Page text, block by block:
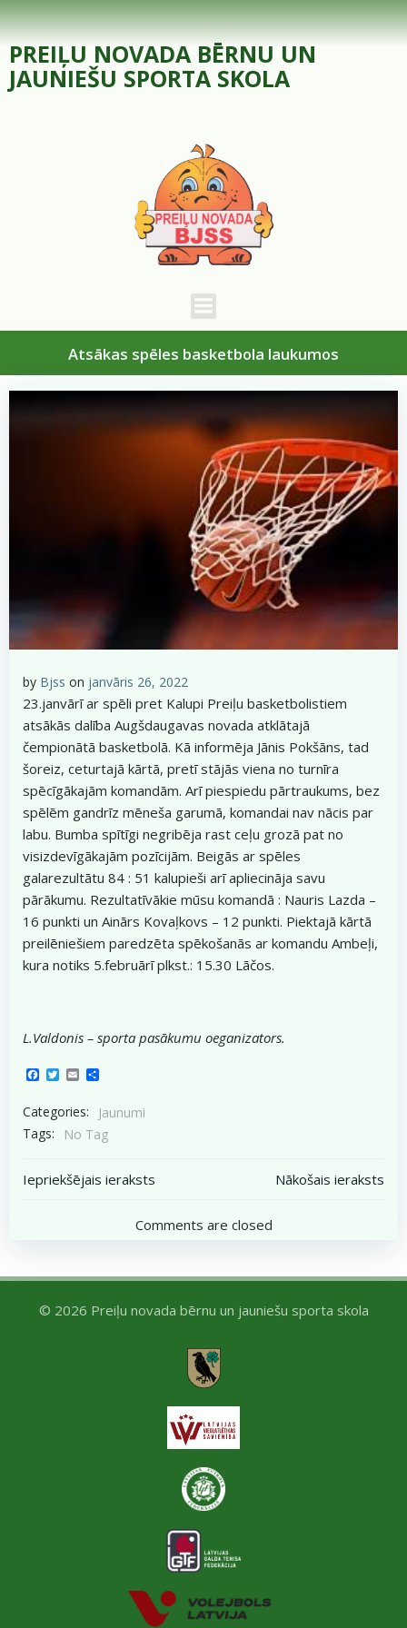
Skip
to
content
PREIĻU NOVADA BĒRNU UN
JAUNIEŠU SPORTA SKOLA
Atsākas spēles basketbola laukumos
by Bjss on janvāris 26, 2022
23.janvārī ar spēli pret Kalupi Preiļu basketbolistiem
atsākās dalība Augšdaugavas novada atklātajā
čempionātā basketbolā. Kā informēja Jānis Pokšāns, tad
šoreiz, ceturtajā kārtā, pretī stājās viena no turnīra
spēcīgākajām komandām. Arī piespiedu pārtraukums, bez
spēlēm gandrīz mēneša garumā, komandai nav nācis par
labu. Bumba spītīgi negribēja rast ceļu grozā pat no
visizdevīgākajām pozīcijām. Beigās ar spēles
galarezultātu 84 : 51 kalupieši arī apliecināja savu
pārākumu. Rezultatīvākie mūsu komandā : Nauris Lazda –
16 punkti un Ainārs Kovaļkovs – 12 punkti. Piektajā kārtā
preilēniešiem paredzēta spēkošanās ar komandu Ambeļi,
kura notiks 5.februārī plkst.: 15.30 Lāčos.
L.Valdonis – sporta pasākumu oeganizators.
Facebook
Twitter
Email
Categories:
Jaunumi
Tags:
No Tag
Post
navigation
Iepriekšējais ieraksts
navigation
Nākošais ieraksts
Comments are closed
© 2026 Preiļu novada bērnu un jauniešu sporta skola